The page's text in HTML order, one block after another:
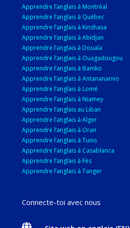
Apprendre l’anglais à Montréal
Apprendre l’anglais à Québec
Apprendre l’anglais à Kinshasa
Apprendre l’anglais à Abidjan
Apprendre l’anglais à Douala
Apprendre l’anglais à Ouagadougou
Apprendre l’anglais à Bamko
Apprendre l’anglais à Antananarivo
Apprendre l’anglais à Lomé
Apprendre l’anglais à Niamey
Apprendre l’anglais au Liban
Apprendre l’anglais à Alger
Apprendre l’anglais à Oran
Apprendre l’anglais à Tunis
Apprendre l’anglais à Casablanca
Apprendre l’anglais à Fès
Apprendre l’anglais à Tanger
Connecte-toi avec nous